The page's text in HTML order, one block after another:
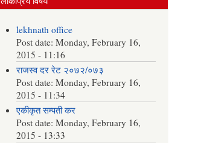
lekhnath office
Post date: Monday, February 16,
2015 - 11:16
राजस्व दर रेट २०७२/०७३
Post date: Monday, February 16,
2015 - 11:34
एकीकृत सम्पती कर
Post date: Monday, February 16,
2015 - 13:33